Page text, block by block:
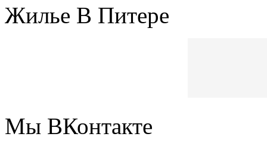
Жилье В Питере
Мы ВКонтакте